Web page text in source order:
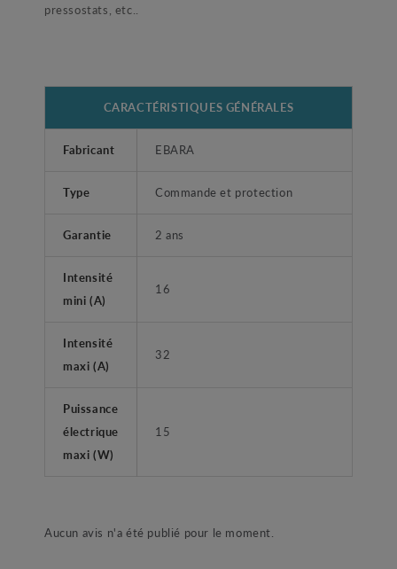
pressostats, etc..
CARACTÉRISTIQUES GÉNÉRALES
Fabricant EBARA
Type Commande et protection
Garantie 2 ans
Intensité
mini (A)
16
Intensité
maxi (A)
32
Puissance
électrique
maxi (W)
15
Aucun avis n'a été publié pour le moment.